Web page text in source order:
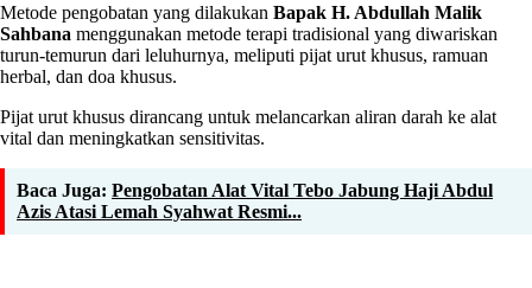
Metode pengobatan yang dilakukan Bapak H. Abdullah Malik
Sahbana menggunakan metode terapi tradisional yang diwariskan
turun-temurun dari leluhurnya, meliputi pijat urut khusus, ramuan
herbal, dan doa khusus.
Pijat urut khusus dirancang untuk melancarkan aliran darah ke alat
vital dan meningkatkan sensitivitas.
Baca Juga: Pengobatan Alat Vital Tebo Jabung Haji Abdul
Azis Atasi Lemah Syahwat Resmi...